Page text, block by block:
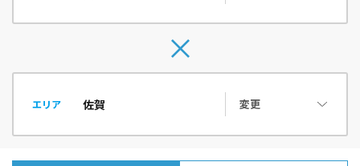
エリア 変更